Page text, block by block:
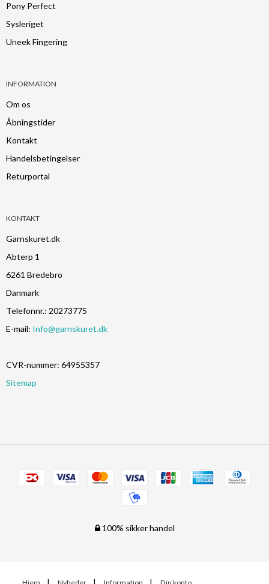
Pony Perfect
Sysleriget
Uneek Fingering
INFORMATION
Om os
Åbningstider
Kontakt
Handelsbetingelser
Returportal
KONTAKT
Garnskuret.dk
Abterp 1
6261 Bredebro
Danmark
Telefonnr.: 20273775
E-mail: Info@garnskuret.dk
CVR-nummer: 64955357
Sitemap
100% sikker handel